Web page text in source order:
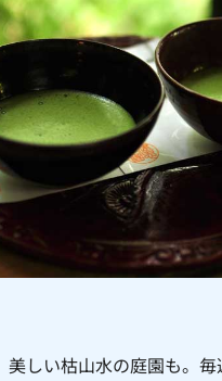
しい枯山水の庭園も。